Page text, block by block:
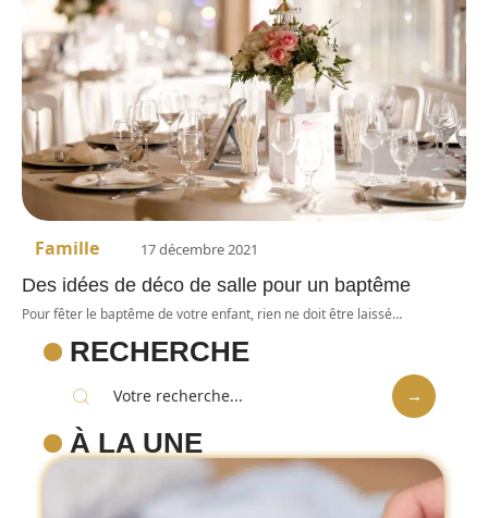
Famille 17 décembre 2021
Des idées de déco de salle pour un baptême
Pour fêter le baptême de votre enfant, rien ne doit être laissé…
RECHERCHE
À LA UNE